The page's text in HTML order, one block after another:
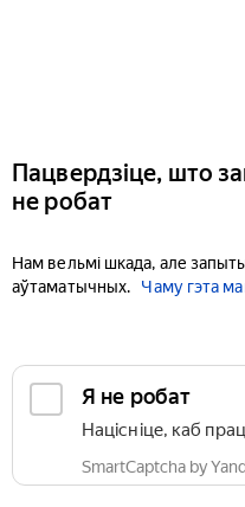
Пацвердзіце, што
не робат
Нам вельмі шкада, але
аўтаматычных.
Чаму гэта
Я не робат
Націсніце, каб
SmartCaptcha by